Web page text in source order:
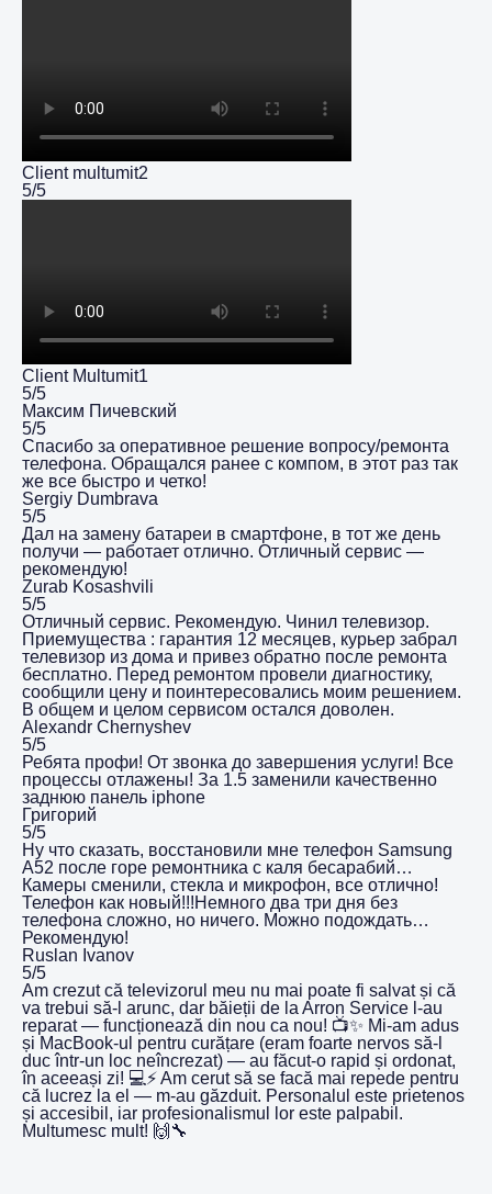
Client multumit2
5/5
Client Multumit1
5/5
Максим Пичевский
5/5
Спасибо за оперативное решение вопросу/ремонта
телефона. Обращался ранее с компом, в этот раз так
же все быстро и четко!
Sergiy Dumbrava
5/5
Дал на замену батареи в смартфоне, в тот же день
получи — работает отлично. Отличный сервис —
рекомендую!
Zurab Kosashvili
5/5
Отличный сервис. Рекомендую. Чинил телевизор.
Приемущества : гарантия 12 месяцев, курьер забрал
телевизор из дома и привез обратно после ремонта
бесплатно. Перед ремонтом провели диагностику,
сообщили цену и поинтересовались моим решением.
В общем и целом сервисом остался доволен.
Alexandr Chernyshev
5/5
Ребята профи! От звонка до завершения услуги! Все
процессы отлажены! За 1.5 заменили качественно
заднюю панель iphone
Григорий
5/5
Ну что сказать, восстановили мне телефон Samsung
A52 после горе ремонтника с каля бесарабий…
Камеры сменили, стекла и микрофон, все отлично!
Телефон как новый!!!Немного два три дня без
телефона сложно, но ничего. Можно подождать…
Рекомендую!
Ruslan Ivanov
5/5
Am crezut că televizorul meu nu mai poate fi salvat și că
va trebui să-l arunc, dar băieții de la Arron Service l-au
reparat — funcționează din nou ca nou! 📺✨ Mi-am adus
și MacBook-ul pentru curățare (eram foarte nervos să-l
duc într-un loc neîncrezat) — au făcut-o rapid și ordonat,
în aceeași zi! 💻⚡️ Am cerut să se facă mai repede pentru
că lucrez la el — m-au găzduit. Personalul este prietenos
și accesibil, iar profesionalismul lor este palpabil.
Multumesc mult! 🙌🔧